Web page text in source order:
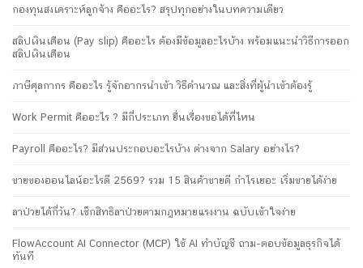
กองทุนสงเคราะห์ลูกจ้าง คืออะไร? สรุปทุกอย่างในบทความเดียว
สลิปเงินเดือน (Pay slip) คืออะไร ต้องมีข้อมูลอะไรบ้าง พร้อมแนะนำวิธีการออก
สลิปเงินเดือน
ภาษีศุลกากร คืออะไร รู้จักอากรนำเข้า วิธีคำนวณ และสิ่งที่ผู้นำเข้าต้องรู้
Work Permit คืออะไร ? มีกี่ประเภท ยื่นเรื่องขอได้ที่ไหน
Payroll คืออะไร? มีส่วนประกอบอะไรบ้าง ต่างจาก Salary อย่างไร?
ขายของออนไลน์อะไรดี 2569? รวม 15 สินค้าขายดี กำไรเยอะ เริ่มขายได้ง่าย
ลาป่วยได้กี่วัน? เช็กสิทธิลาป่วยตามกฎหมายแรงงาน ฉบับเข้าใจง่าย
FlowAccount AI Connector (MCP) ใช้ AI ทำบัญชี ถาม-ตอบข้อมูลธุรกิจได้
ทันที